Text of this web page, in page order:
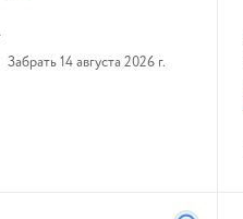
Забрать 14 августа 2026 г.